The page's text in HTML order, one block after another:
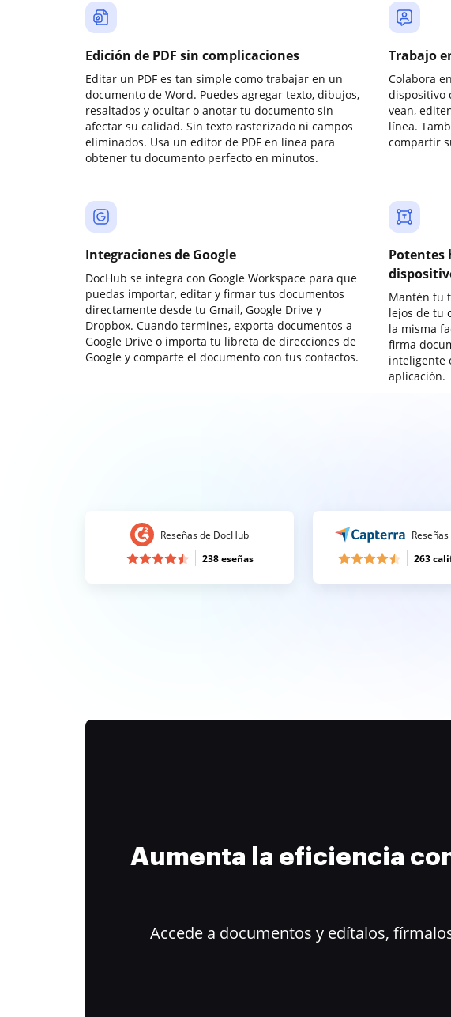
Edición de PDF sin complicaciones
Editar un PDF es tan simple como trabajar en un
documento de Word. Puedes agregar texto, dibujos,
resaltados y ocultar o anotar tu documento sin
afectar su calidad. Sin texto rasterizado ni campos
eliminados. Usa un editor de PDF en línea para
obtener tu documento perfecto en minutos.
Trabajo
Colabora
dispositivo
vean,
línea.
compartir
Integraciones de Google
DocHub se integra con Google Workspace para que
puedas importar, editar y firmar tus documentos
directamente desde tu Gmail, Google Drive y
Dropbox. Cuando termines, exporta documentos a
Google Drive o importa tu libreta de direcciones de
Google y comparte el documento con tus contactos.
Potentes
Mantén tu
lejos de tu
la misma
firma
inteligente
aplicación.
Reseñas de DocHub
238 eseñas
263
Aumenta la eficiencia
Accede a documentos y edítalos,